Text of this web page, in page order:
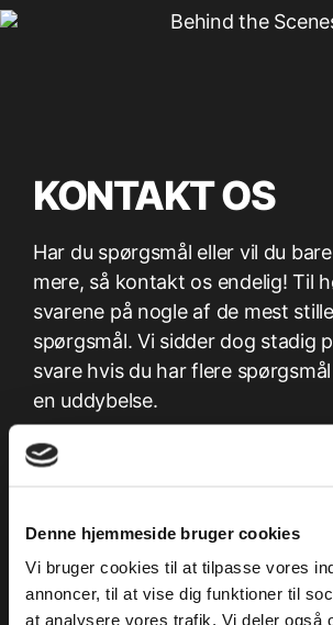
Denne hjemmeside bruger cookies
Vi bruger cookies til at tilpasse vores
annoncer, til at vise dig funktioner til
at analysere vores trafik. Vi deler også
KONTAKT OS
Har du spørgsmål eller vil du
mere, så kontakt os endelig! Til
svarene på nogle af de mest
spørgsmål. Vi sidder dog stadig
svare hvis du har flere
en uddybelse.
Vi er selvfølgelig også
har brug for.